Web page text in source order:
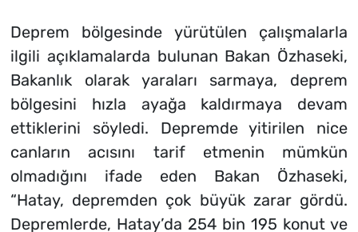
Deprem bölgesinde yürütülen çalışmalarla
ilgili açıklamalarda bulunan Bakan Özhaseki,
Bakanlık olarak yaraları sarmaya, deprem
bölgesini hızla ayağa kaldırmaya devam
ettiklerini söyledi. Depremde yitirilen nice
canların acısını tarif etmenin mümkün
olmadığını ifade eden Bakan Özhaseki,
“Hatay, depremden çok büyük zarar gördü.
Depremlerde, Hatay’da 254 bin 195 konut ve